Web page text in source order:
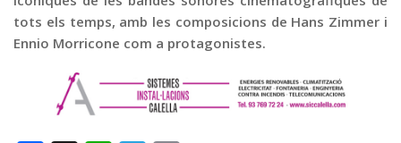
tots els temps, amb les composicions de Hans Zimmer i
Ennio Morricone com a protagonistes.